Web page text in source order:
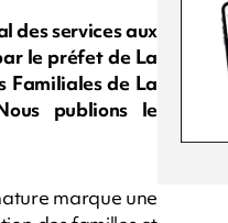
des services aux
le préfet de La
Familiales de La
publions le
marque une